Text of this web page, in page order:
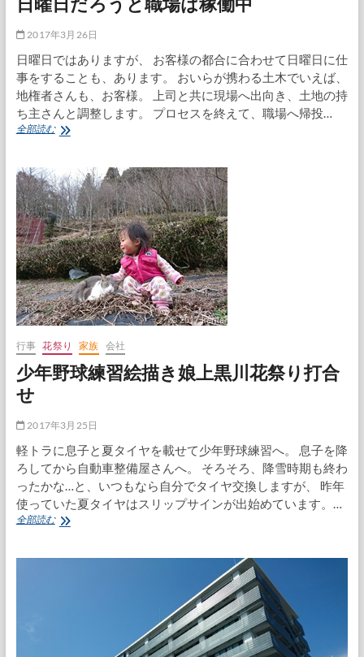
2017年3月26日
日曜日ではありますが、 お客様の都合に合わせて日曜日に仕
事をすることも、あります。 おいらが携わる土木でいえば、
地権者さんも、お客様。 上司と共に現場へ出向き、土地の持
ち主さんと調整します。 プロセスを終えて、職場へ帰投…
全部読む日
だ
ろ
う
と
職
場
は
稼
働
中
行事 花祭り 家族 会社
少年野球練習絵描き娘上黒川花祭り打合
せ
2017年3月25日
軽トラに息子と夏タイヤを載せて少年野球練習へ。 息子を降
ろしてから自動車整備屋さんへ。 そろそろ、降雪時期も終わ
ったかな…と、いつもなら自分でタイヤ交換しますが、 昨年
使っていた夏タイヤはスリップサインが出始めています。…
全部読む少
球